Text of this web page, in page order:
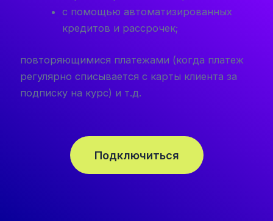
с помощью автоматизированных
кредитов и рассрочек;
повторяющимися платежами (когда платеж
регулярно списывается с карты клиента за
подписку на курс) и т.д.
Подключиться